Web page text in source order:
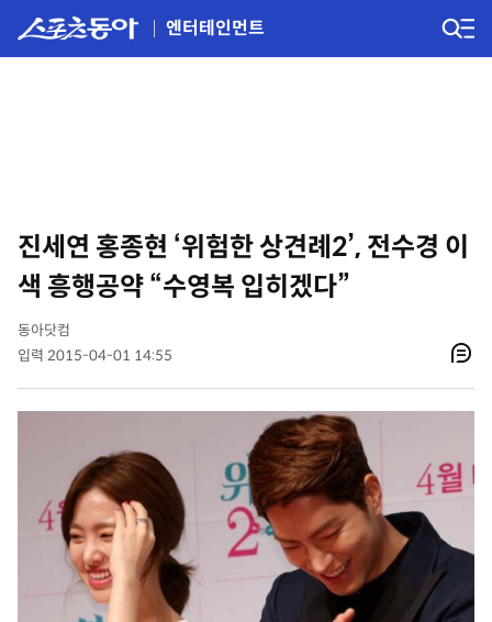
엔터테인먼트
진세연 홍종현 ‘위험한 상견례2’, 전수경 이
색 흥행공약 “수영복 입히겠다”
동아닷컴
입력 2015-04-01 14:55